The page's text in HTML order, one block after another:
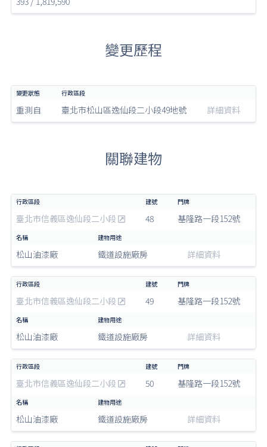
變更歷程
重測自 臺北市松山區逸仙段二小段49地號 詳細資料
關聯建物
臺北市信義區逸仙段二小段 48 基隆路一段152號
松山油漆廠 鐵道設施廠房 詳細資料
臺北市信義區逸仙段二小段 49 基隆路一段152號
松山油漆廠 鐵道設施廠房 詳細資料
臺北市信義區逸仙段二小段 50 基隆路一段152號
松山油漆廠 鐵道設施廠房 詳細資料